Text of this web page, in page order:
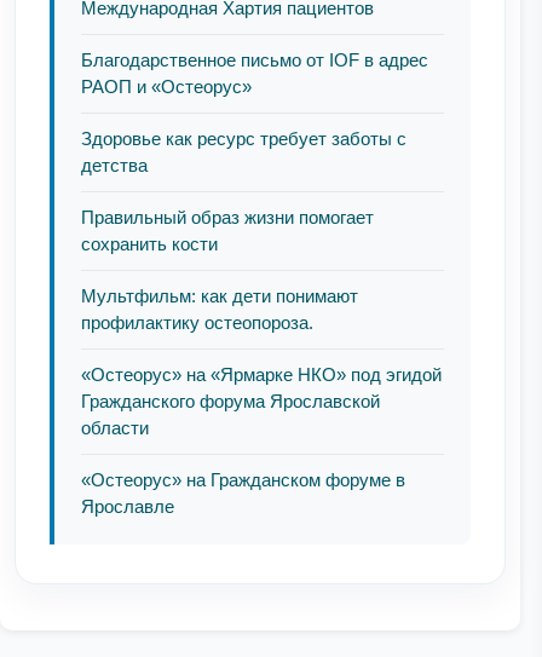
Международная Хартия пациентов
Благодарственное письмо от IOF в адрес
РАОП и «Остеорус»
Здоровье как ресурс требует заботы с
детства
Правильный образ жизни помогает
сохранить кости
Мультфильм: как дети понимают
профилактику остеопороза.
«Остеорус» на «Ярмарке НКО» под эгидой
Гражданского форума Ярославской
области
«Остеорус» на Гражданском форуме в
Ярославле